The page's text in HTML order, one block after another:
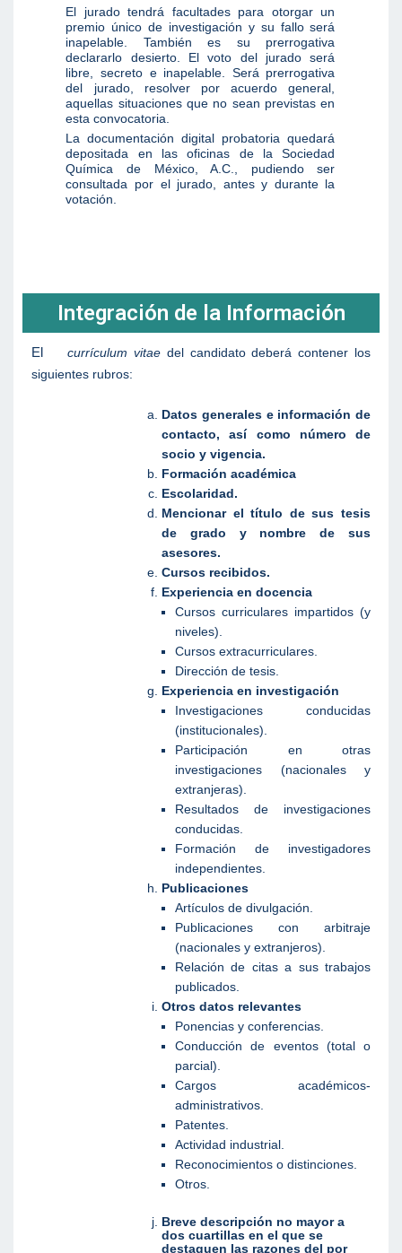
El jurado tendrá facultades para otorgar un
premio único de investigación y su fallo será
inapelable. También es su prerrogativa
declararlo desierto. El voto del jurado será
libre, secreto e inapelable. Será prerrogativa
del jurado, resolver por acuerdo general,
aquellas situaciones que no sean previstas en
esta convocatoria.
La documentación digital probatoria quedará
depositada en las oficinas de la Sociedad
Química de México, A.C., pudiendo ser
consultada por el jurado, antes y durante la
votación.
Integración de la Información
Elcurrículum vitae del candidato deberá contener los
siguientes rubros:
Datos generales e información de
contacto, así como número de
socio y vigencia.
Formación académica
Escolaridad.
Mencionar el título de sus tesis
de grado y nombre de sus
asesores.
Cursos recibidos.
Experiencia en docencia
Cursos curriculares impartidos (y
niveles).
Cursos extracurriculares.
Dirección de tesis.
Experiencia en investigación
Investigaciones conducidas
(institucionales).
Participación en otras
investigaciones (nacionales y
extranjeras).
Resultados de investigaciones
conducidas.
Formación de investigadores
independientes.
Publicaciones
Artículos de divulgación.
Publicaciones con arbitraje
(nacionales y extranjeros).
Relación de citas a sus trabajos
publicados.
Otros datos relevantes
Ponencias y conferencias.
Conducción de eventos (total o
parcial).
Cargos académicos-
administrativos.
Patentes.
Actividad industrial.
Reconocimientos o distinciones.
Otros.
Breve descripción no mayor a
dos cuartillas en el que se
destaquen las razones del por